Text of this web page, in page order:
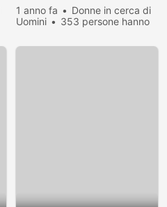
1 anno fa
Donne in cerca di
Uomini
353 persone hanno